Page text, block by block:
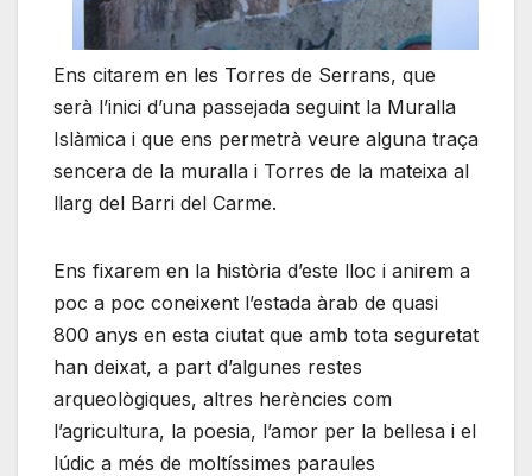
Ens citarem en les Torres de Serrans, que
serà l’inici d’una passejada seguint la Muralla
Islàmica i que ens permetrà veure alguna traça
sencera de la muralla i Torres de la mateixa al
llarg del Barri del Carme.
Ens fixarem en la història d’este lloc i anirem a
poc a poc coneixent l’estada àrab de quasi
800 anys en esta ciutat que amb tota seguretat
han deixat, a part d’algunes restes
arqueològiques, altres herències com
l’agricultura, la poesia, l’amor per la bellesa i el
lúdic a més de moltíssimes paraules